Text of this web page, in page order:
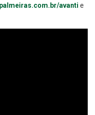
avanti e